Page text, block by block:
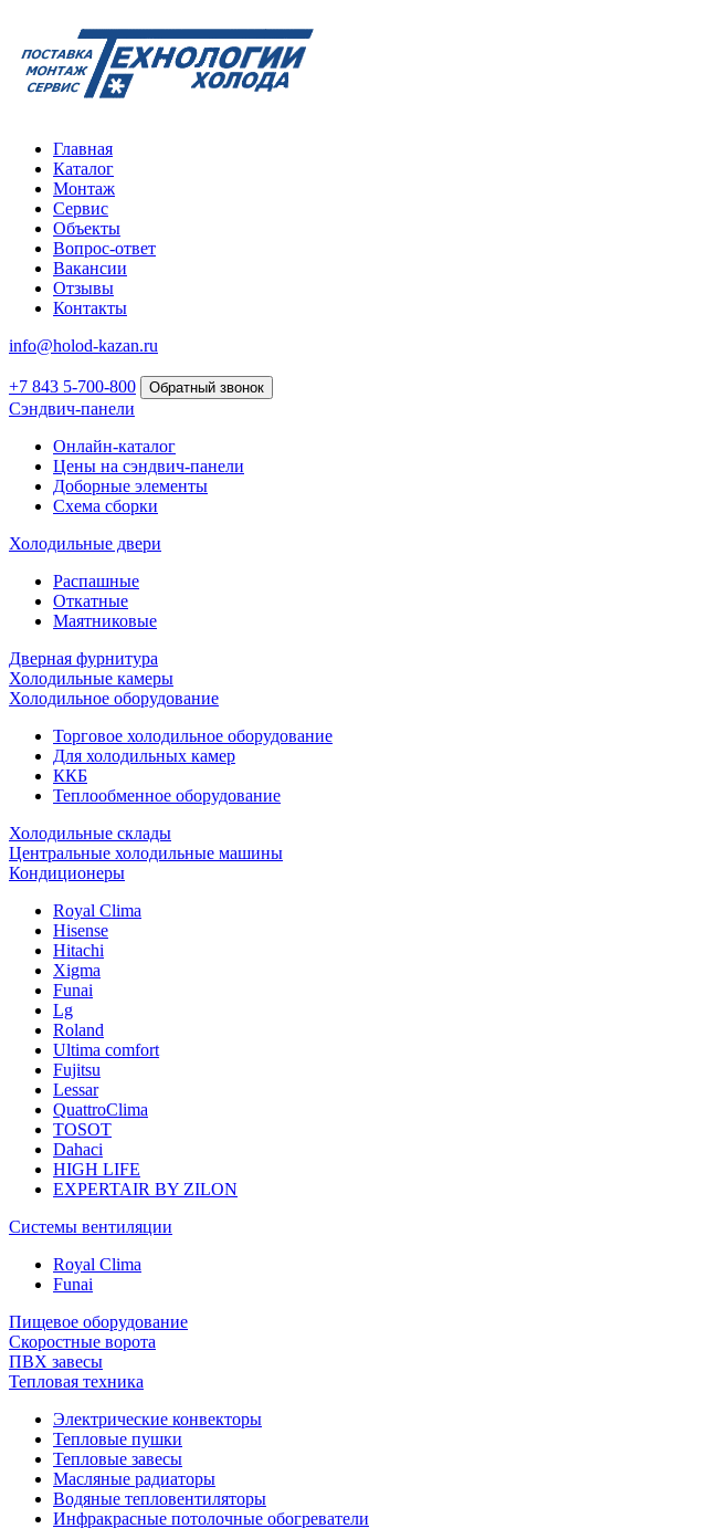
Главная
Каталог
Монтаж
Сервис
Объекты
Вопрос-ответ
Вакансии
Отзывы
Контакты
info@holod-kazan.ru
+7 843 5-700-800 Обратный звонок
Сэндвич-панели
Онлайн-каталог
Цены на сэндвич-панели
Доборные элементы
Схема сборки
Холодильные двери
Распашные
Откатные
Маятниковые
Дверная фурнитура
Холодильные камеры
Холодильное оборудование
Торговое холодильное оборудование
Для холодильных камер
ККБ
Теплообменное оборудование
Холодильные склады
Центральные холодильные машины
Кондиционеры
Royal Clima
Hisense
Hitachi
Xigma
Funai
Lg
Roland
Ultima comfort
Fujitsu
Lessar
QuattroClima
TOSOT
Dahaci
HIGH LIFE
EXPERTAIR BY ZILON
Системы вентиляции
Royal Clima
Funai
Пищевое оборудование
Скоростные ворота
ПВХ завесы
Тепловая техника
Электрические конвекторы
Тепловые пушки
Тепловые завесы
Масляные радиаторы
Водяные тепловентиляторы
Инфракрасные потолочные обогреватели